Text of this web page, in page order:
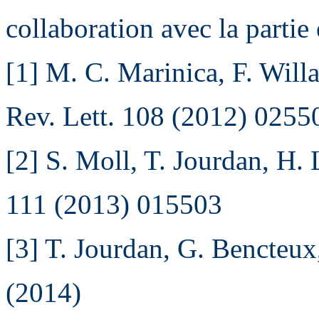
collaboration avec la partie
[1] M. C. Marinica, F.
Rev. Lett. 108 (2012)
[2] S. Moll, T. Jourdan, H.
111 (2013) 015503
[3] T. Jourdan, G.
(2014)